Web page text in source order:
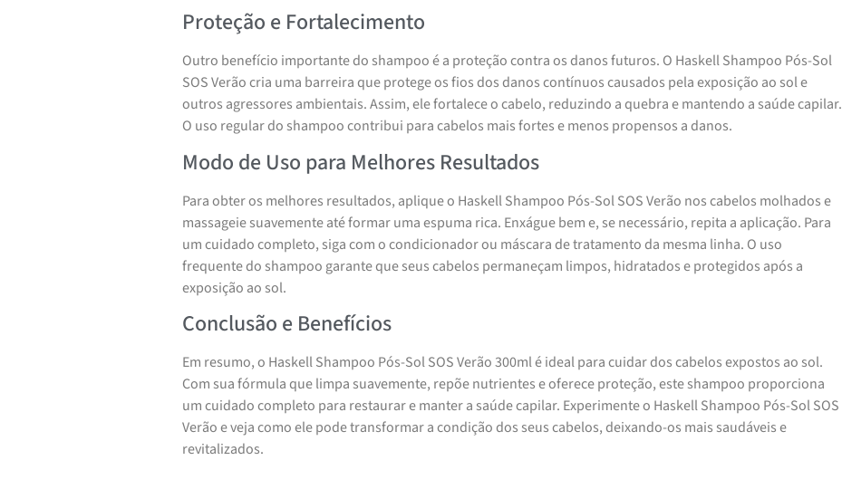
Proteção e Fortalecimento
Outro benefício importante do shampoo é a proteção contra os danos futuros. O Haskell Shampoo Pós-Sol
SOS Verão cria uma barreira que protege os fios dos danos contínuos causados pela exposição ao sol e
outros agressores ambientais. Assim, ele fortalece o cabelo, reduzindo a quebra e mantendo a saúde capilar.
O uso regular do shampoo contribui para cabelos mais fortes e menos propensos a danos.
Modo de Uso para Melhores Resultados
Para obter os melhores resultados, aplique o Haskell Shampoo Pós-Sol SOS Verão nos cabelos molhados e
massageie suavemente até formar uma espuma rica. Enxágue bem e, se necessário, repita a aplicação. Para
um cuidado completo, siga com o condicionador ou máscara de tratamento da mesma linha. O uso
frequente do shampoo garante que seus cabelos permaneçam limpos, hidratados e protegidos após a
exposição ao sol.
Conclusão e Benefícios
Em resumo, o Haskell Shampoo Pós-Sol SOS Verão 300ml é ideal para cuidar dos cabelos expostos ao sol.
Com sua fórmula que limpa suavemente, repõe nutrientes e oferece proteção, este shampoo proporciona
um cuidado completo para restaurar e manter a saúde capilar. Experimente o Haskell Shampoo Pós-Sol SOS
Verão e veja como ele pode transformar a condição dos seus cabelos, deixando-os mais saudáveis e
revitalizados.